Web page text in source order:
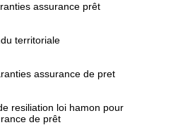
assurance prêt
territoriale
assurance de pret
resiliation loi hamon pour
de prêt